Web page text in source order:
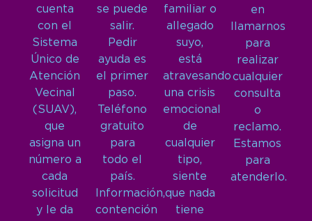
cuenta
con el
Sistema
Único de
Atención
Vecinal
(SUAV),
que
asigna un
número a
cada
solicitud
y le da
se puede
salir.
Pedir
ayuda es
el primer
paso.
Teléfono
gratuito
para
todo el
país.
Información,
contención
familiar o
allegado
suyo,
está
atravesando
una crisis
emocional
de
cualquier
tipo,
siente
que nada
tiene
en
llamarnos
para
realizar
cualquier
consulta
o
reclamo.
Estamos
para
atenderlo.